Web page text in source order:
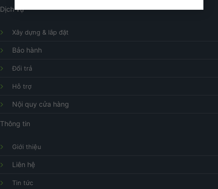
Dịch vụ
Xây dựng & lắp đặt
Bảo hành
Đổi trả
Hỗ trợ
Nội quy cửa hàng
Thông tin
Giới thiệu
Liên hệ
Tin tức